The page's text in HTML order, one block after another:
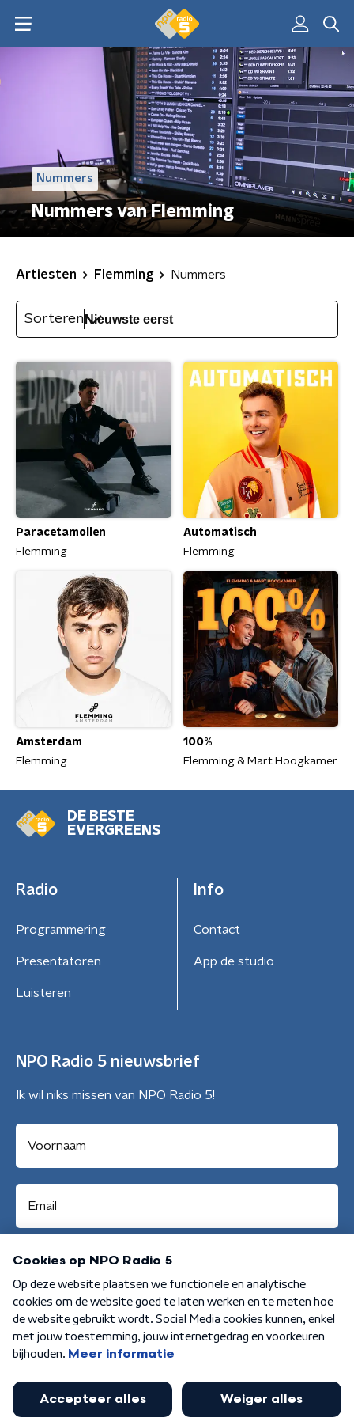
Nummers
Nummers van Flemming
Artiesten Flemming Nummers
Sorteren
Paracetamollen
Flemming
Automatisch
Flemming
Amsterdam
Flemming
100%
Flemming & Mart Hoogkamer
DE BESTE
EVERGREENS
Radio
Programmering
Presentatoren
Luisteren
Info
Contact
App de studio
NPO Radio 5 nieuwsbrief
Ik wil niks missen van NPO Radio 5!
Aanmelden
Algemene voorwaarden